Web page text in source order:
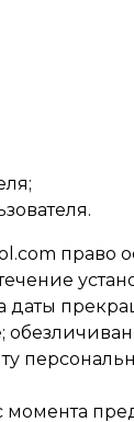
даты
момента